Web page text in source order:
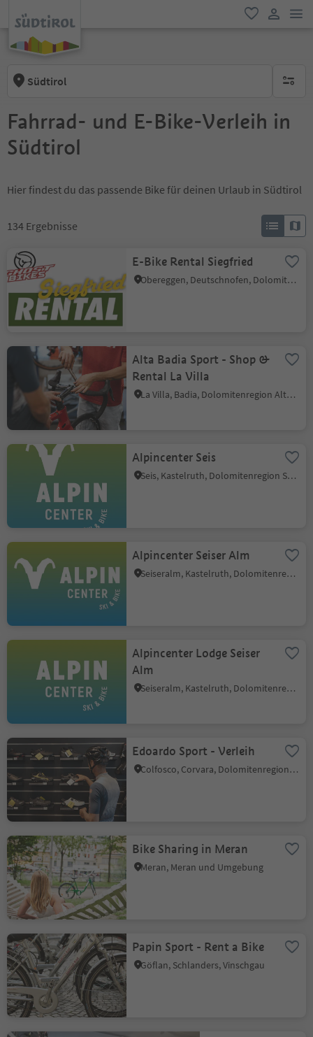
favorit
Südtirol keine
Fahrrad- und E-Bike-Verleih in
Südtirol
Hier findest du das passende Bike für deinen Urlaub in Südtirol
134 Ergebnisse
E-Bike Rental Siegfried
Obereggen, Deutschnofen, Dolomitenregion Eggental
Alta Badia Sport - Shop &
Rental La Villa
La Villa, Badia, Dolomitenregion Alta Badia
Alpincenter Seis
Seis, Kastelruth, Dolomitenregion Seiser Alm
Alpincenter Seiser Alm
Seiseralm, Kastelruth, Dolomitenregion Seiser Alm
Alpincenter Lodge Seiser
Alm
Seiseralm, Kastelruth, Dolomitenregion Seiser Alm
Edoardo Sport - Verleih
Colfosco, Corvara, Dolomitenregion Alta Badia
Bike Sharing in Meran
Meran, Meran und Umgebung
Papin Sport - Rent a Bike
Göflan, Schlanders, Vinschgau